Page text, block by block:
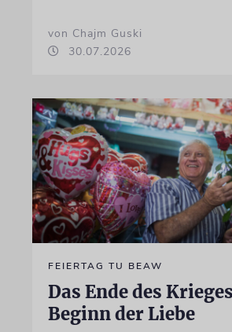
von Chajm Guski
30.07.2026
FEIERTAG TU BEAW
Das Ende des
Beginn der Liebe